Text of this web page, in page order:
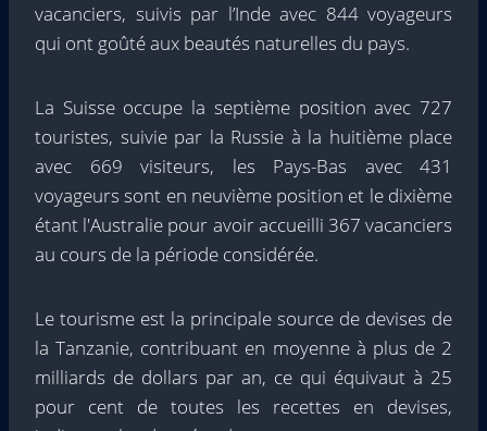
vacanciers, suivis par l’Inde avec 844 voyageurs
qui ont goûté aux beautés naturelles du pays.
La Suisse occupe la septième position avec 727
touristes, suivie par la Russie à la huitième place
avec 669 visiteurs, les Pays-Bas avec 431
voyageurs sont en neuvième position et le dixième
étant l'Australie pour avoir accueilli 367 vacanciers
au cours de la période considérée.
Le tourisme est la principale source de devises de
la Tanzanie, contribuant en moyenne à plus de 2
milliards de dollars par an, ce qui équivaut à 25
pour cent de toutes les recettes en devises,